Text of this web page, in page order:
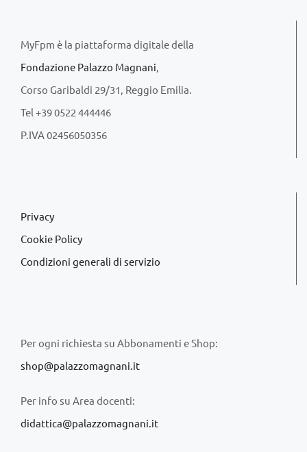
MyFpm è la piattaforma digitale della
Fondazione Palazzo Magnani,
Corso Garibaldi 29/31, Reggio Emilia.
Tel +39 0522 444446
P.IVA 02456050356
Privacy
Cookie Policy
Condizioni generali di servizio
Per ogni richiesta su Abbonamenti e Shop:
shop@palazzomagnani.it
Per info su Area docenti:
didattica@palazzomagnani.it